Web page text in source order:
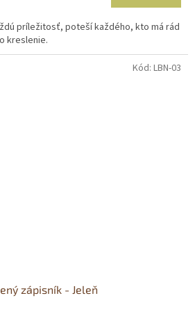
príležitosť, poteší každého, kto má rád
kreslenie.
zápisník - Jeleň
Kód: LBN-03